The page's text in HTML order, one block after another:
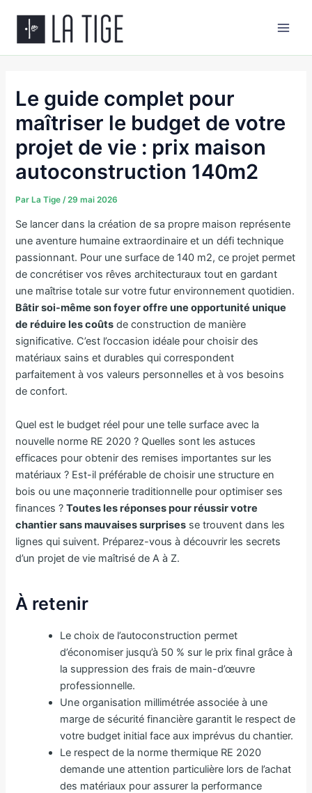
contenu
Le guide complet pour
maîtriser le budget de votre
projet de vie : prix maison
autoconstruction 140m2
Par La Tige/29 mai 2026
Se lancer dans la création de sa propre maison représente
une aventure humaine extraordinaire et un défi technique
passionnant. Pour une surface de 140 m2, ce projet permet
de concrétiser vos rêves architecturaux tout en gardant
une maîtrise totale sur votre futur environnement quotidien.
Bâtir soi-même son foyer offre une opportunité unique
de réduire les coûts de construction de manière
significative. C’est l’occasion idéale pour choisir des
matériaux sains et durables qui correspondent
parfaitement à vos valeurs personnelles et à vos besoins
de confort.
Quel est le budget réel pour une telle surface avec la
nouvelle norme RE 2020 ? Quelles sont les astuces
efficaces pour obtenir des remises importantes sur les
matériaux ? Est-il préférable de choisir une structure en
bois ou une maçonnerie traditionnelle pour optimiser ses
finances ?Toutes les réponses pour réussir votre
chantier sans mauvaises surprises se trouvent dans les
lignes qui suivent. Préparez-vous à découvrir les secrets
d’un projet de vie maîtrisé de A à Z.
À retenir
Le choix de l’autoconstruction permet
d’économiser jusqu’à 50 % sur le prix final grâce à
la suppression des frais de main-d’œuvre
professionnelle.
Une organisation millimétrée associée à une
marge de sécurité financière garantit le respect de
votre budget initial face aux imprévus du chantier.
Le respect de la norme thermique RE 2020
demande une attention particulière lors de l’achat
des matériaux pour assurer la performance